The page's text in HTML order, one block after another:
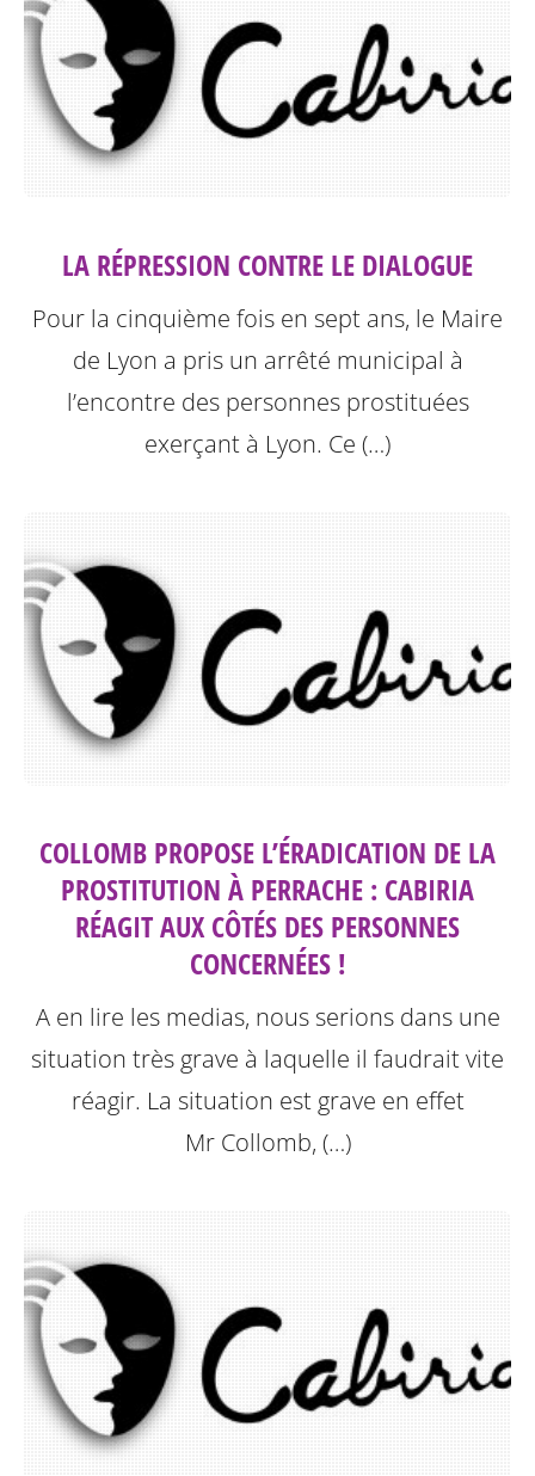
LA RÉPRESSION CONTRE LE DIALOGUE
Pour la cinquième fois en sept ans, le Maire
de Lyon a pris un arrêté municipal à
l’encontre des personnes prostituées
exerçant à Lyon. Ce (…)
COLLOMB PROPOSE L’ÉRADICATION DE LA
PROSTITUTION À PERRACHE : CABIRIA
RÉAGIT AUX CÔTÉS DES PERSONNES
CONCERNÉES !
A en lire les medias, nous serions dans une
situation très grave à laquelle il faudrait vite
réagir. La situation est grave en effet
Mr Collomb, (…)